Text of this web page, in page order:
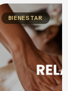
BIENESTAR